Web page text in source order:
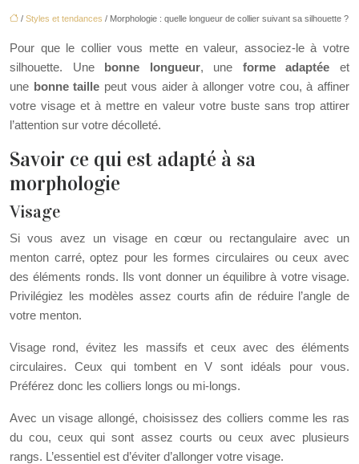
/ Styles et tendances / Morphologie : quelle longueur de collier suivant sa silhouette ?
Pour que le collier vous mette en valeur, associez-le à votre
silhouette. Une bonne longueur, une forme adaptée et
une bonne taille peut vous aider à allonger votre cou, à affiner
votre visage et à mettre en valeur votre buste sans trop attirer
l’attention sur votre décolleté.
Savoir ce qui est adapté à sa
morphologie
Visage
Si vous avez un visage en cœur ou rectangulaire avec un
menton carré, optez pour les formes circulaires ou ceux avec
des éléments ronds. Ils vont donner un équilibre à votre visage.
Privilégiez les modèles assez courts afin de réduire l’angle de
votre menton.
Visage rond, évitez les massifs et ceux avec des éléments
circulaires. Ceux qui tombent en V sont idéals pour vous.
Préférez donc les colliers longs ou mi-longs.
Avec un visage allongé, choisissez des colliers comme les ras
du cou, ceux qui sont assez courts ou ceux avec plusieurs
rangs. L’essentiel est d’éviter d’allonger votre visage.